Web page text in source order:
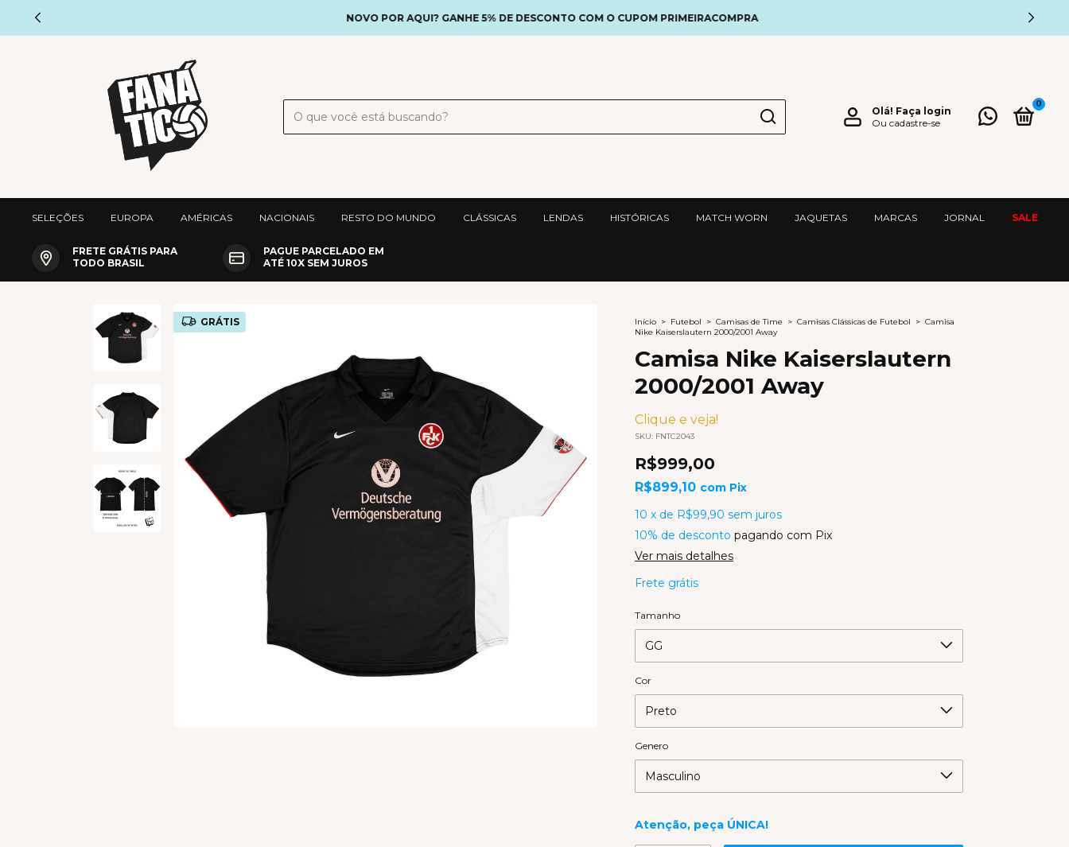
NOVO POR AQUI? GANHE 5% DE DESCONTO COM O CUPOM PRIMEIRACOMPRA
Olá! Faça login
Ou cadastre-se
0
SELEÇÕES EUROPA AMÉRICAS NACIONAIS RESTO DO MUNDO CLÁSSICAS LENDAS HISTÓRICAS MATCH WORN JAQUETAS MARCAS JORNAL SALE
FRETE GRÁTIS PARA
TODO BRASIL
PAGUE PARCELADO EM
ATÉ 10X SEM JUROS
GRÁTIS Início > Futebol > Camisas de Time > Camisas Clássicas de Futebol > Camisa
Nike Kaiserslautern 2000/2001 Away
Camisa Nike Kaiserslautern
2000/2001 Away
Clique e veja!
SKU: FNTC2043
R$999,00
R$899,10 com Pix
10 x de R$99,90 sem juros
10% de desconto pagando com Pix
Ver mais detalhes
Frete grátis
Tamanho
Cor
Genero
Atenção, peça ÚNICA!